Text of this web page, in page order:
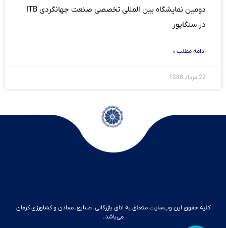
دومین نمایشگاه بین المللی تخصصی صنعت جهانگردی ITB
در سنگاپور
ادامه مطلب »
22 مرداد 1388
کلیه حقوق این وب‌سایت متعلق به اتاق بازرگانی، صنایع، معادن و کشاورزی کرمان
می‌باشد.